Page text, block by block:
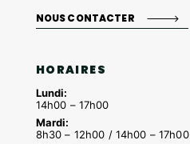
NOUS CONTACTER
HORAIRES
Lundi:
14h00 – 17h00
Mardi:
8h30 – 12h00 / 14h00 – 17h00